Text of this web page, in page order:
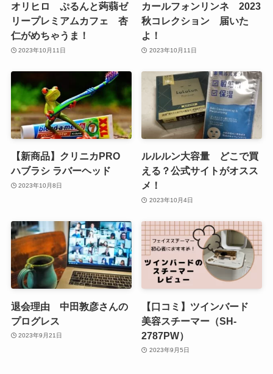
オリヒロ ぷるんと蒟蒻ゼ
リープレミアムカフェ 杏
仁がめちゃうま！
2023年10月11日
カールフォンリンネ 2023
秋コレクション 届いた
よ！
2023年10月11日
【新商品】クリニカPRO
ハブラシ ラバーヘッド
2023年10月8日
ルルルン大容量 どこで買
える？公式サイトがオスス
メ！
2023年10月4日
退会理由 中田敦彦さんの
プログレス
2023年9月21日
【口コミ】ツインバード
美容スチーマー（SH-
2787PW）
2023年9月5日